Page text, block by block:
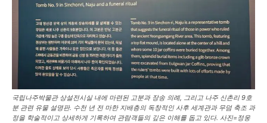
국립나주박물관 상설전시실 내에 마련된 고분과 장송 의례, 그리고 나주 신촌리 9호
분 관련 유물 설명판. 수천 년 전 마한 지배층의 독창적인 사후 세계관과 무덤 축조 과
정을 학술적이고 상세하게 기록하여 관람객들의 깊은 이해를 돕고 있다. 사진=정웅